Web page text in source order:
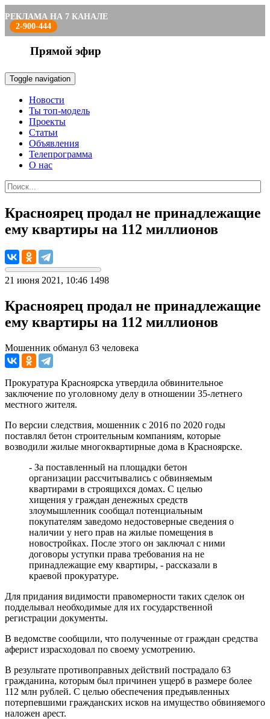
РЕКЛАМА НА 7 КАНАЛЕ
2-900-444
Прямой эфир
Toggle navigation
Новости
Ты топ-модель
Проекты
Статьи
Объявления
Телепрограмма
О нас
Красноярец продал не принадлежащие
ему квартиры на 112 миллионов
21 июня 2021, 10:46 1498
Красноярец продал не принадлежащие
ему квартиры на 112 миллионов
Мошенник обманул 63 человека
Прокуратура Красноярска утвердила обвинительное
заключение по уголовному делу в отношении 35-летнего
местного жителя.
По версии следствия, мошенник с 2016 по 2020 годы
поставлял бетон строительным компаниям, которые
возводили жилые многоквартирные дома в Красноярске.
- За поставленный на площадки бетон
организации рассчитывались с обвиняемым
квартирами в строящихся домах. С целью
хищения у граждан денежных средств
злоумышленник сообщал потенциальным
покупателям заведомо недостоверные сведения о
наличии у него прав на жилые помещения в
новостройках. После этого он заключал с ними
договоры уступки права требования на не
принадлежащие ему квартиры, - рассказали в
краевой прокуратуре.
Для придания видимости правомерности таких сделок он
подделывал необходимые для их государственной
регистрации документы.
В ведомстве сообщили, что полученные от граждан средства
аферист израсходовал по своему усмотрению.
В результате противоправных действий пострадало 63
гражданина, которым был причинен ущерб в размере более
112 млн рублей. С целью обеспечения предъявленных
потерпевшими гражданских исков на имущество обвиняемого
наложен арест.